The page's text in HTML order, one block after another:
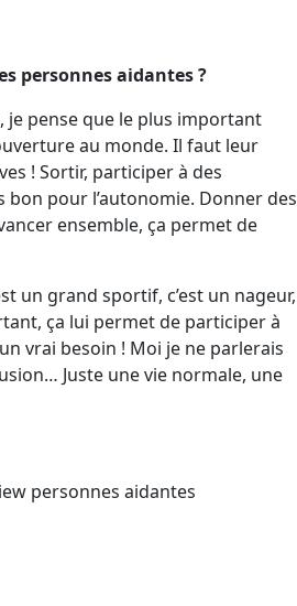
personnes aidantes ?
je pense que le plus important
au monde. Il faut leur
! Sortir, participer à des
bon pour l’autonomie. Donner des
ensemble, ça permet de
un grand sportif, c’est un nageur,
ça lui permet de participer à
un vrai besoin ! Moi je ne parlerais
Juste une vie normale, une